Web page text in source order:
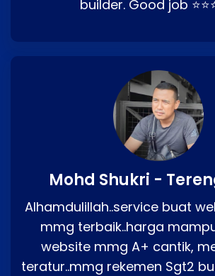
builder. Good job
Mohd Shukri -
Alhamdulillah..service buat
mmg terbaik..harga
website mmg A+ cantik,
teratur..mmg rekemen Sgt2